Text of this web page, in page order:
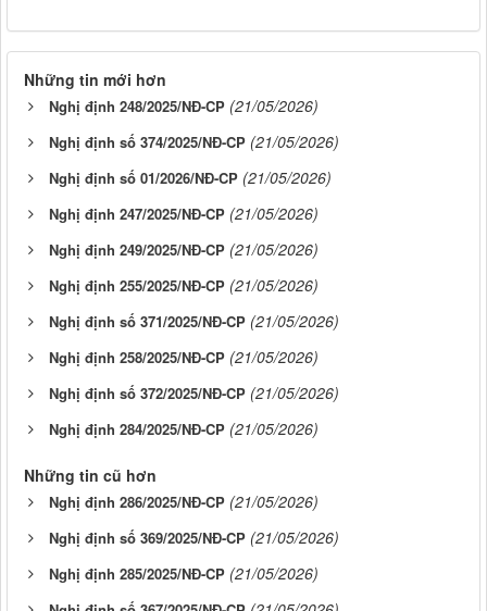
Những tin mới hơn
Nghị định 248/2025/NĐ-CP (21/05/2026)
Nghị định số 374/2025/NĐ-CP (21/05/2026)
Nghị định số 01/2026/NĐ-CP (21/05/2026)
Nghị định 247/2025/NĐ-CP (21/05/2026)
Nghị định 249/2025/NĐ-CP (21/05/2026)
Nghị định 255/2025/NĐ-CP (21/05/2026)
Nghị định số 371/2025/NĐ-CP (21/05/2026)
Nghị định 258/2025/NĐ-CP (21/05/2026)
Nghị định số 372/2025/NĐ-CP (21/05/2026)
Nghị định 284/2025/NĐ-CP (21/05/2026)
Những tin cũ hơn
Nghị định 286/2025/NĐ-CP (21/05/2026)
Nghị định số 369/2025/NĐ-CP (21/05/2026)
Nghị định 285/2025/NĐ-CP (21/05/2026)